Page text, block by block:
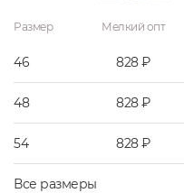
Размер Мелкий опт
46 828 ₽
48 828 ₽
54 828 ₽
Все размеры